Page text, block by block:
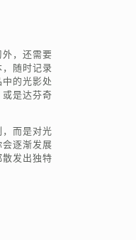
，还需要
随时记录
的光影处
是达芬奇
而是对光
逐渐发展
发出独特